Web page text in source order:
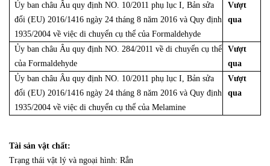
Ủy ban châu Âu quy định NO. 10/2011 phụ lục I, Bản sửa
đổi (EU) 2016/1416 ngày 24 tháng 8 năm 2016 và Quy định
1935/2004 về việc di chuyển cụ thể của Formaldehyde
Vượt
qua
Ủy ban châu Âu quy định NO. 284/2011 về di chuyển cụ thể
của Formaldehyde
Vượt
qua
Ủy ban châu Âu quy định NO. 10/2011 phụ lục I, Bản sửa
đổi (EU) 2016/1416 ngày 24 tháng 8 năm 2016 và Quy định
1935/2004 về việc di chuyển cụ thể của Melamine
Vượt
qua
Tài sản vật chất:
Trạng thái vật lý và ngoại hình: Rắn